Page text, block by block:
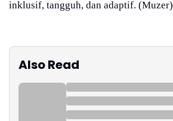
inklusif, tangguh, dan adaptif. (Muzer)
Also Read